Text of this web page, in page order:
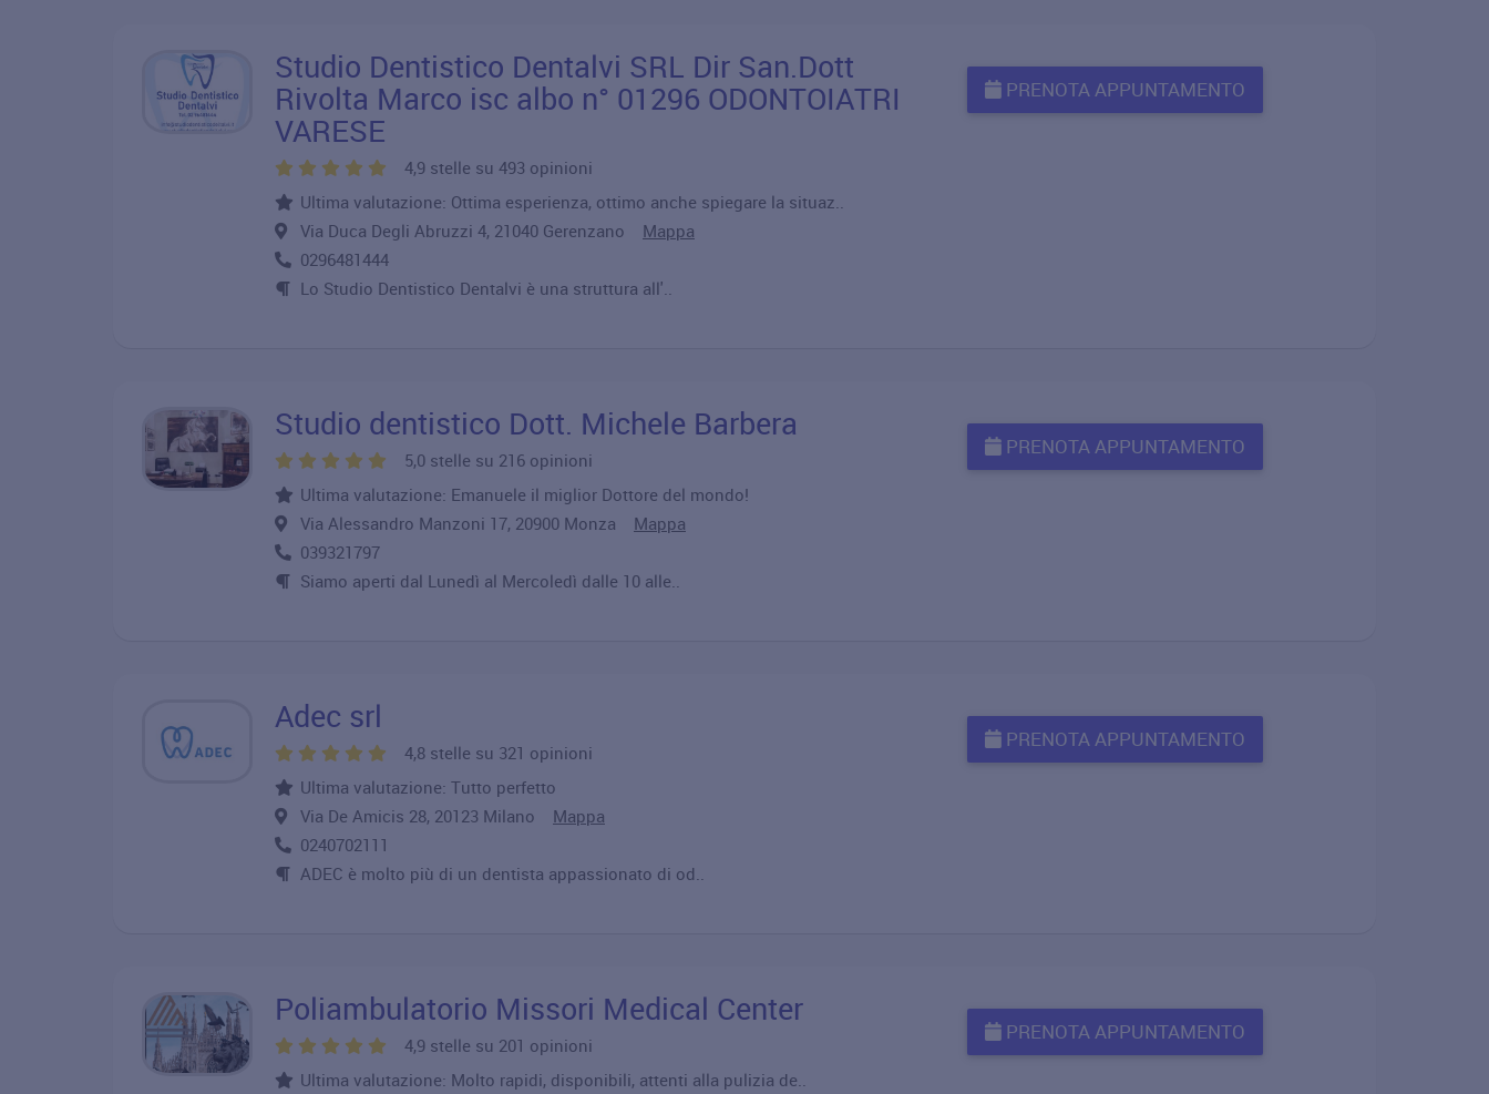
Studio Dentistico Dentalvi SRL Dir San.Dott
Rivolta Marco isc albo n° 01296 ODONTOIATRI
VARESE
4,9 stelle su 493 opinioni
Ultima valutazione: Ottima esperienza, ottimo anche spiegare la situaz..
Via Duca Degli Abruzzi 4, 21040 Gerenzano Mappa
0296481444
Lo Studio Dentistico Dentalvi è una struttura all'..
PRENOTA APPUNTAMENTO
Studio dentistico Dott. Michele Barbera
5,0 stelle su 216 opinioni
Ultima valutazione: Emanuele il miglior Dottore del mondo!
Via Alessandro Manzoni 17, 20900 Monza Mappa
039321797
Siamo aperti dal Lunedì al Mercoledì dalle 10 alle..
PRENOTA APPUNTAMENTO
Adec srl
4,8 stelle su 321 opinioni
Ultima valutazione: Tutto perfetto
Via De Amicis 28, 20123 Milano Mappa
0240702111
ADEC è molto più di un dentista appassionato di od..
PRENOTA APPUNTAMENTO
Poliambulatorio Missori Medical Center
4,9 stelle su 201 opinioni
Ultima valutazione: Molto rapidi, disponibili, attenti alla pulizia de..
PRENOTA APPUNTAMENTO